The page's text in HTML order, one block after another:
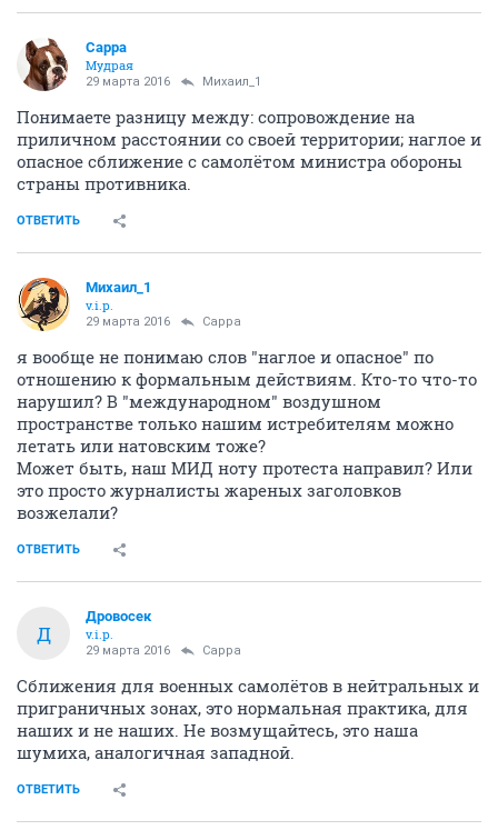
Сарра
Мудрая
29 марта 2016 Михаил_1
Понимаете разницу между: сопровождение на
приличном расстоянии со своей территории; наглое и
опасное сближение с самолётом министра обороны
страны противника.
ОТВЕТИТЬ
Михаил_1
v.i.p.
29 марта 2016 Сарра
я вообще не понимаю слов "наглое и опасное" по
отношению к формальным действиям. Кто-то что-то
нарушил? В "международном" воздушном
пространстве только нашим истребителям можно
летать или натовским тоже?
Может быть, наш МИД ноту протеста направил? Или
это просто журналисты жареных заголовков
возжелали?
ОТВЕТИТЬ
Д
Дровосек
v.i.p.
29 марта 2016 Сарра
Сближения для военных самолётов в нейтральных и
приграничных зонах, это нормальная практика, для
наших и не наших. Не возмущайтесь, это наша
шумиха, аналогичная западной.
ОТВЕТИТЬ